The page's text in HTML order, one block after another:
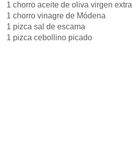
1 chorro aceite de oliva virgen extra
1 chorro vinagre de Módena
1 pizca sal de escama
1 pizca cebollino picado